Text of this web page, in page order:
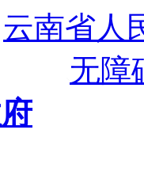
云南省人
无障